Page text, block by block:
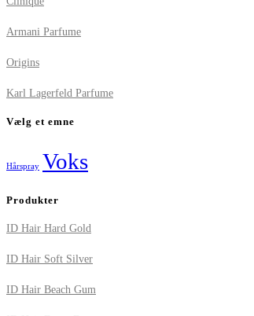
Armani Parfume
Origins
Karl Lagerfeld Parfume
Vælg et emne
Hårspray Voks
Produkter
ID Hair Hard Gold
ID Hair Soft Silver
ID Hair Beach Gum